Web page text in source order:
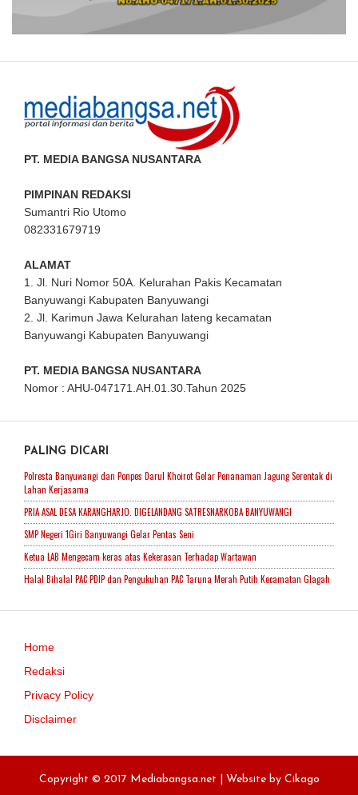
PT. MEDIA BANGSA NUSANTARA
PIMPINAN REDAKSI
Sumantri Rio Utomo
082331679719
ALAMAT
1. Jl. Nuri Nomor 50A. Kelurahan Pakis Kecamatan
Banyuwangi Kabupaten Banyuwangi
2. Jl. Karimun Jawa Kelurahan lateng kecamatan
Banyuwangi Kabupaten Banyuwangi
PT. MEDIA BANGSA NUSANTARA
Nomor : AHU-047171.AH.01.30.Tahun 2025
PALING DICARI
Polresta Banyuwangi dan Ponpes Darul Khoirot Gelar Penanaman Jagung Serentak di
Lahan Kerjasama
PRIA ASAL DESA KARANGHARJO. DIGELANDANG SATRESNARKOBA BANYUWANGI
SMP Negeri 1Giri Banyuwangi Gelar Pentas Seni
Ketua LAB Mengecam keras atas Kekerasan Terhadap Wartawan
Halal Bihalal PAC PDIP dan Pengukuhan PAC Taruna Merah Putih Kecamatan Glagah
Home
Redaksi
Privacy Policy
Disclaimer
Copyright © 2017 Mediabangsa.net | Website by Cikago